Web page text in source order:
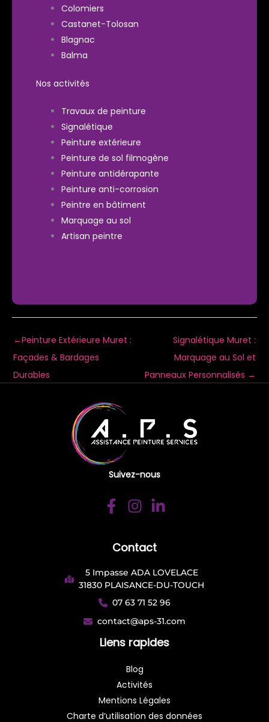
Colomiers
Castanet-Tolosan
Blagnac
Balma
Nos activités
Travaux de peinture
Signalétique
Peinture extérieure
Peinture de sol filmogène
Peinture antidérapante
Peinture anti-corrosion
Peintre en bâtiment
Marquage au sol
Artisan peintre
←Peinture Extérieure Muret :
Façades & Bardages
Durables
Signalétique Muret :
Marquage au Sol et
Panneaux Personnalisés →
Suivez-nous
Contact
5 Impasse ADA LOVELACE
31830 PLAISANCE-DU-TOUCH
07 63 71 52 96
contact@aps-31.com
Liens rapides
Blog
Activités
Mentions Légales
Charte d’utilisation des données